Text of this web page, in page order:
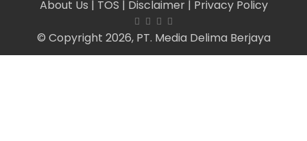
About Us | TOS | Disclaimer | Privacy Policy
© Copyright 2026, PT. Media Delima Berjaya